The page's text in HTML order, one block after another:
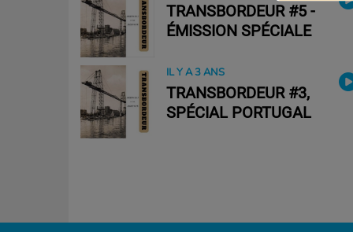
TRANSBORDEUR #5 -
ÉMISSION SPÉCIALE
IL Y A 3 ANS
TRANSBORDEUR #3,
SPÉCIAL PORTUGAL